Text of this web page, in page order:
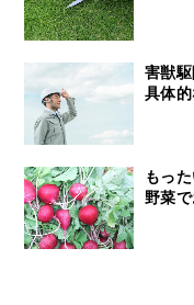
害獣
具体
もっ
野菜